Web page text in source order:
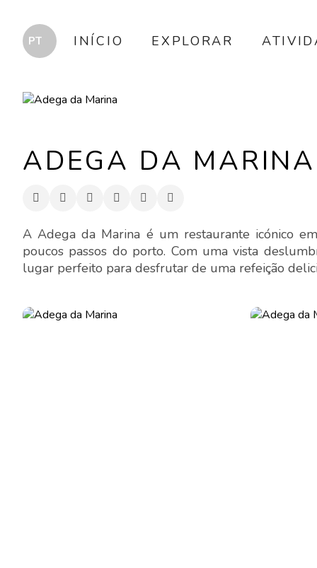
INÍCIO EXPLORAR
ADEGA DA MARINA
A Adega da Marina é um restaurante icónico
poucos passos do porto. Com uma vista
lugar perfeito para desfrutar de uma refeição